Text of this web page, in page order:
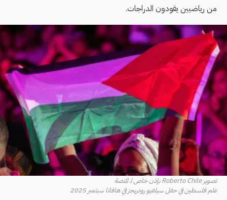
من رياضيين يقودون الدراجات.
تصوير Roberto Chile بإذن خاص لـ المنصة
علم فلسطين في حفل سيلفيو رودريجز في هافانا سبتمبر 2025